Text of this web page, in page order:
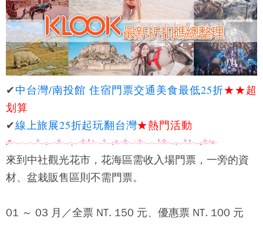
✔中台灣/南投館 住宿門票交通美食最低25折★★超
划算
✔線上旅展25折起玩翻台灣★熱門活動
來到 中社觀光花市 ，花海區需收入場門票，一旁的資
材、盆栽販售區則不需門票。
01 ～ 03 月／全票 NT. 150 元、優惠票 NT. 100 元